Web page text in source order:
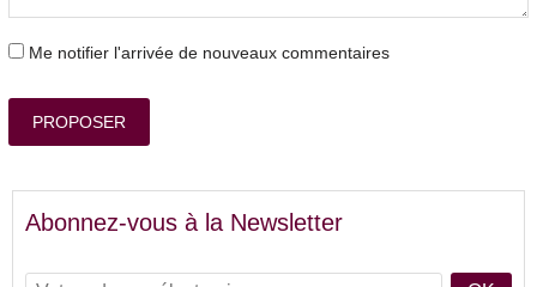
Me notifier l'arrivée de nouveaux commentaires
PROPOSER
Abonnez-vous à la Newsletter